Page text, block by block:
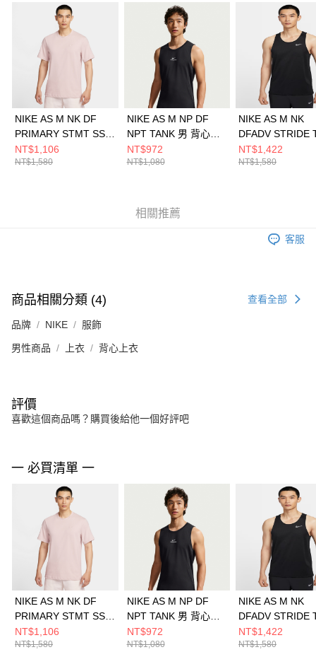
４．使用「AFTEE先享後付」時，將依據個別帳號之用戶狀況，依本公司即
時審查核予不同之上限額度；若仍有額度不足之情形，本公司將視審查結果
請求用戶進行身份認證。
５．嚴禁一人註冊多個帳號或使用他人資訊註冊。若發現惡意使用之情形，
恩沛科技股份有限公司將有權停止該用戶之使用額度並採取法律行動。
NIKE AS M NK DF
PRIMARY STMT SS
男 短袖上衣
DV9832667
NT$1,106
NT$1,580
NIKE AS M NP DF
NPT TANK 男 背心上
衣 IF2806010
NT$972
NT$1,080
NIKE AS M NK
DFADV STRIDE
男 背心上衣
HV5211010
NT$1,422
NT$1,580
相關推薦
客服
商品相關分類 (4) 查看全部
品牌 NIKE 服飾
男性商品 上衣 背心上衣
評價
喜歡這個商品嗎？購買後給他一個好評吧
一 必買清單 一
NIKE AS M NK DF
PRIMARY STMT SS
男 短袖上衣
DV9832667
NT$1,106
NT$1,580
NIKE AS M NP DF
NPT TANK 男 背心上
衣 IF2806010
NT$972
NT$1,080
NIKE AS M NK
DFADV STRIDE
男 背心上衣
HV5211010
NT$1,422
NT$1,580